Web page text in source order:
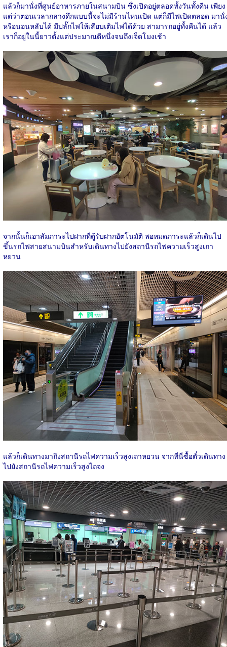
แล้วก็มานั่งที่ศูนย์อาหารภายในสนามบิน ซึ่งเปิดอยู่ตลอดทั้งวันทั้งคืน เพียง
แต่ว่าตอนเวลากลางดึกแบบนี้จะไม่มีร้านไหนเปิด แต่ก็มีไฟเปิดตลอด มานั่
หรือนอนหลับได้ มีปลั๊กไฟให้เสียบเติมไฟได้ด้วย สามารถอยู่ทั้งคืนได้ แล้ว
เราก็อยู่ในนี้ยาวตั้งแต่ประมาณตีหนึ่งจนถึงเจ็ดโมงเช้า
จากนั้นก็เอาสัมภาระไปฝากที่ตู้รับฝากอัตโนมัติ พอหมดภาระแล้วก็เดินไป
ขึ้นรถไฟสายสนามบินสำหรับเดินทางไปยังสถานีรถไฟความเร็วสูงเถา
หยวน
แล้วก็เดินทางมาถึงสถานีรถไฟความเร็วสูงเถาหยวน จากที่นี่ซื้อตั๋วเดินทาง
ไปยังสถานีรถไฟความเร็วสูงไถจง